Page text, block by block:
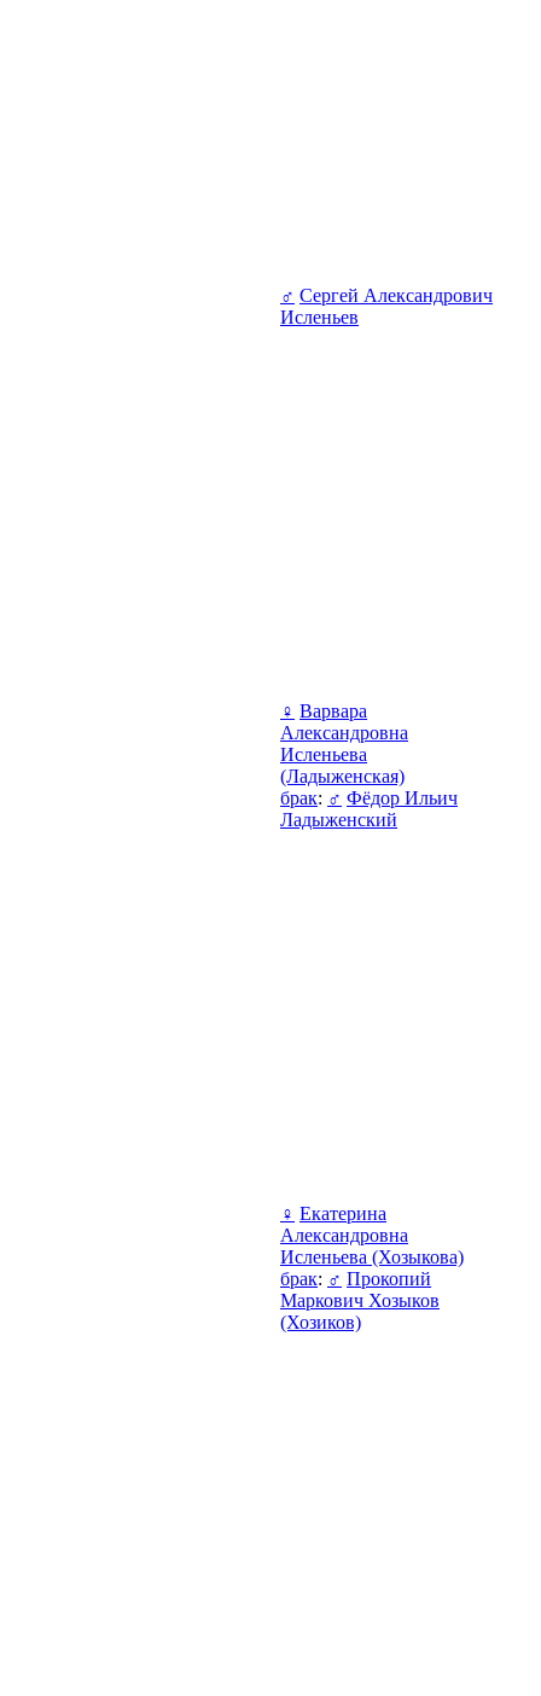
♂ Сергей Александрович
Исленьев
♀ Варвара
Александровна
Исленьева
(Ладыженская)
брак: ♂ Фёдор Ильич
Ладыженский
♀ Екатерина
Александровна
Исленьева (Хозыкова)
брак: ♂ Прокопий
Маркович Хозыков
(Хозиков)